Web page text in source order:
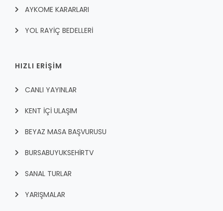
AYKOME KARARLARI
YOL RAYİÇ BEDELLERİ
HIZLI ERİŞİM
CANLI YAYINLAR
KENT İÇI ULAŞIM
BEYAZ MASA BAŞVURUSU
BURSABUYUKSEHIRTV
SANAL TURLAR
YARIŞMALAR